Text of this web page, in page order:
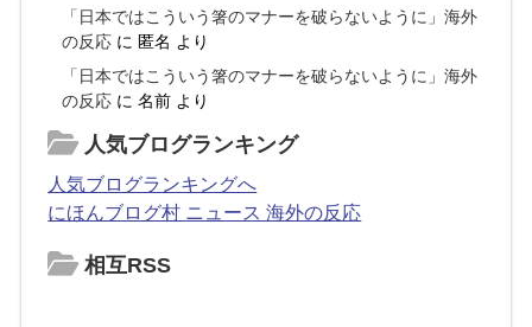
「日本ではこういう箸のマナーを破らないように」海外
の反応 に匿名 より
「日本ではこういう箸のマナーを破らないように」海外
の反応 に名前 より
人気ブログランキング
人気ブログランキングへ
にほんブログ村 ニュース 海外の反応
相互RSS